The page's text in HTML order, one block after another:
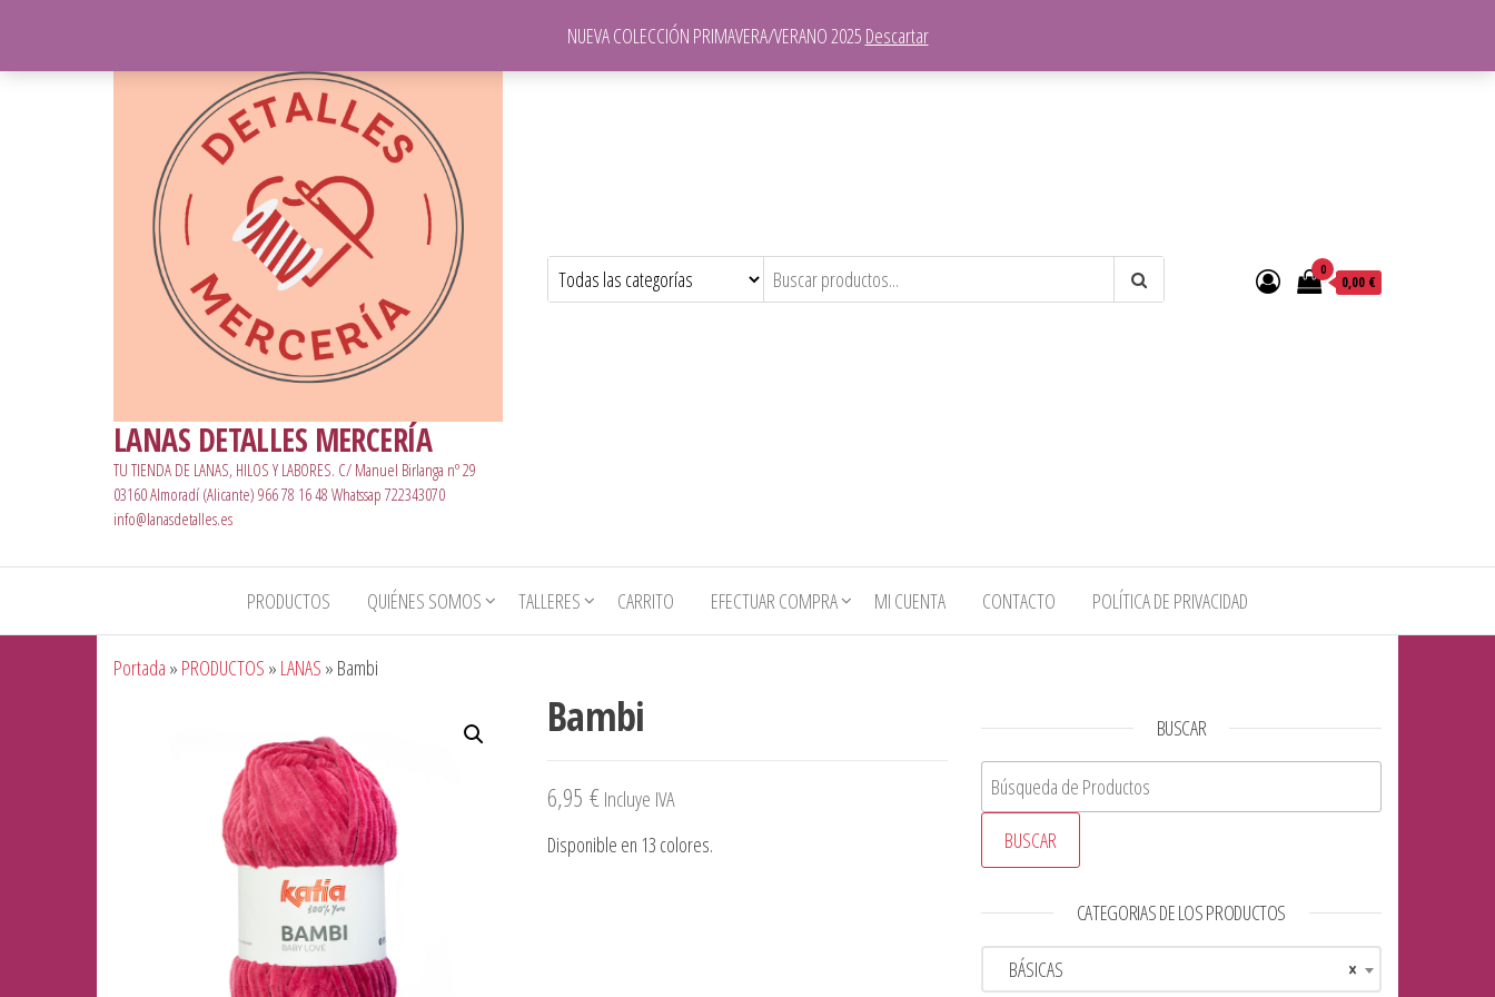
LANAS DETALLES MERCERÍA
TU TIENDA DE LANAS, HILOS Y LABORES. C/ Manuel Birlanga nº 29
03160 Almoradí (Alicante) 966 78 16 48 Whatssap 722343070
info@lanasdetalles.es
0
0,00 €
PRODUCTOS QUIÉNES SOMOS TALLERES CARRITO EFECTUAR COMPRA MI CUENTA CONTACTO POLÍTICA DE PRIVACIDAD
Portada » PRODUCTOS » LANAS » Bambi
Bambi
6,95 €Incluye IVA
Disponible en 13 colores.
BUSCAR
Buscar:
CATEGORIAS DE LOS PRODUCTOS
×
BÁSICAS
NUEVA COLECCIÓN PRIMAVERA/VERANO 2025 Descartar